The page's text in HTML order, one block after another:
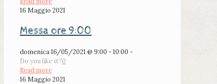
16 Maggio 2021
Messa ore 9:00
domenica 16/05/2021 @ 9:00 - 10:00 -
Do you like it?0
Read more
16 Maggio 2021